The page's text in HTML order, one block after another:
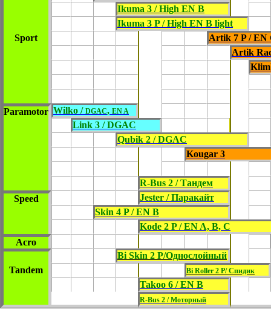
Ikuma 3 / High EN B
Ikuma 3 P / High EN B light
Sport
Artik 7 P / EN
Artik
Paramotor Wilko / DGAC, EN A
Link 3 / DGAC
Qubik 2 / DGAC
Kougar 3
R-Bus 2 / Тандем
Speed
Jester / Паракайт
Skin 4 P / EN B
Kode 2 P / EN A, B, C
Acro
Bi Skin 2 P/Однослойный
Tandem
Bi Roller 2 P/ Спидик
Takoo 6 / EN B
R-Bus 2 / Моторный